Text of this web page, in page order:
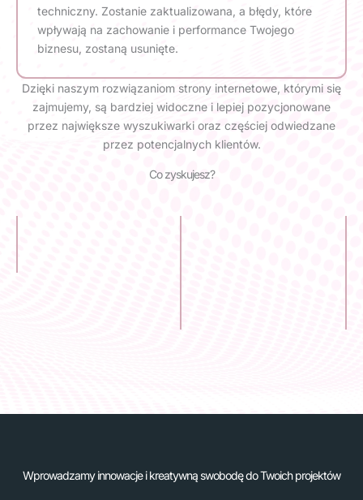
techniczny. Zostanie zaktualizowana, a błędy, które
wpływają na zachowanie i performance Twojego
biznesu, zostaną usunięte.
Dzięki naszym rozwiązaniom strony internetowe, którymi się
zajmujemy, są bardziej widoczne i lepiej pozycjonowane
przez największe wyszukiwarki oraz częściej odwiedzane
przez potencjalnych klientów.
Co zyskujesz?
Wprowadzamy innowacje i kreatywną swobodę do Twoich projektów